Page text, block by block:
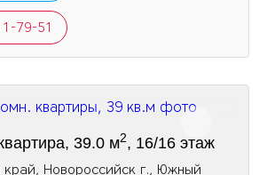
79-51
39.0 м2, 16/16 этаж
край, Новороссийск г., Южный